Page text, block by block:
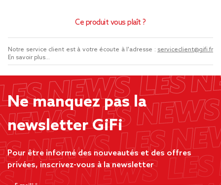
Ce produit vous plaît ?
Notre service client est à votre écoute à l'adresse : serviceclient@gifi.fr
En savoir plus...
Ne manquez pas la
newsletter GiFi
Pour être informé des nouveautés et des offres
privées, inscrivez-vous à la newsletter